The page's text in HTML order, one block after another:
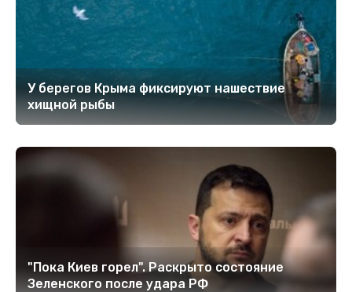
У берегов Крыма фиксируют нашествие
хищной рыбы
"Пока Киев горел". Раскрыто состояние
Зеленского после удара РФ